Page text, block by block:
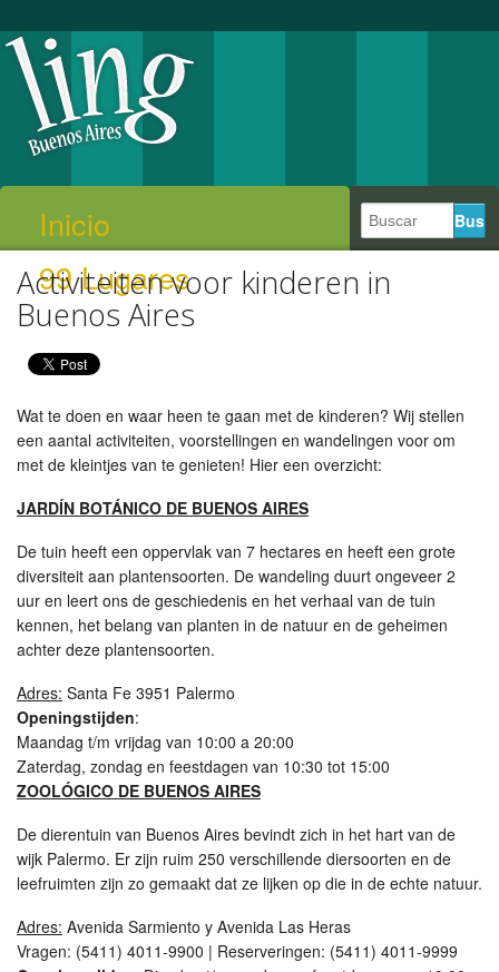
Inicio
99 Lugares
Activiteiten voor kinderen in
Buenos Aires
Wat te doen en waar heen te gaan met de kinderen? Wij stellen
een aantal activiteiten, voorstellingen en wandelingen voor om
met de kleintjes van te genieten! Hier een overzicht:
JARDÍN BOTÁNICO DE BUENOS AIRES
De tuin heeft een oppervlak van 7 hectares en heeft een grote
diversiteit aan plantensoorten. De wandeling duurt ongeveer 2
uur en leert ons de geschiedenis en het verhaal van de tuin
kennen, het belang van planten in de natuur en de geheimen
achter deze plantensoorten.
Adres: Santa Fe 3951 Palermo
Openingstijden:
Maandag t/m vrijdag van 10:00 a 20:00
Zaterdag, zondag en feestdagen van 10:30 tot 15:00
ZOOLÓGICO DE BUENOS AIRES
De dierentuin van Buenos Aires bevindt zich in het hart van de
wijk Palermo. Er zijn ruim 250 verschillende diersoorten en de
leefruimten zijn zo gemaakt dat ze lijken op die in de echte natuur.
Adres: Avenida Sarmiento y Avenida Las Heras
Vragen: (5411) 4011-9900 | Reserveringen: (5411) 4011-9999